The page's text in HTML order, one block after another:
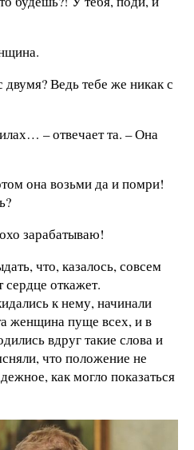
Ведь тебе же никак с
– отвечает та. – Она
она возьми да и помри!
зарабатываю!
что, казалось, совсем
сердце откажет.
к нему, начинали
женщина пуще всех, и в
вдруг такие слова и
что положение не
как могло показаться